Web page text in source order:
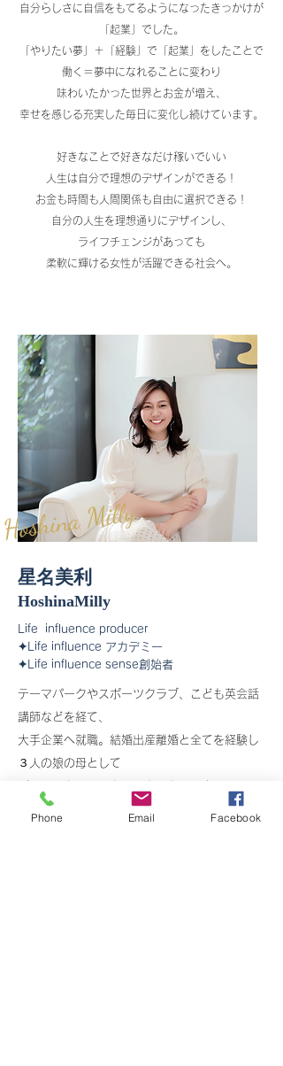
自分らしさに自信をもてるようになったきっかけが
「起業」でした。
「やりたい夢」＋「経験」で「起業」をしたことで
働く＝夢中になれることに変わり
味わいたかった世界とお金が増え、
幸せを感じる充実した毎日に変化し続けています。
好きなことで好きなだけ稼いでいい
人生は自分で理想のデザインができる！
お金も時間も人間関係も自由に選択できる！
自分の人生を理想通りにデザインし、
ライフチェンジがあっても
柔軟に輝ける女性が活躍できる社会へ。
Hoshina Milly
星名美利
HoshinaMilly
​Life influence producer
✦Life influence アカデミー
✦Life influence sense創始者
テーマパークやスポーツクラブ、こども英会話
講師などを経て、
大手企業へ就職。結婚出産離婚と全てを経験し
３人の娘の母として
離婚を機に34歳でオリジナルメニューで起業。
Phone Email Facebook